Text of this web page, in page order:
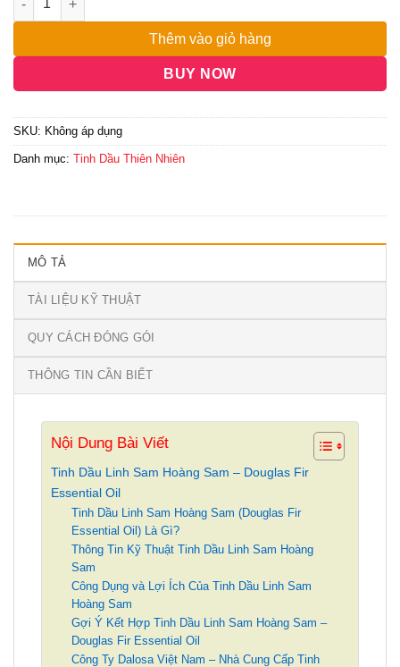
Thêm vào giỏ hàng
BUY NOW
SKU: Không áp dụng
Danh mục: Tinh Dầu Thiên Nhiên
MÔ TẢ
TÀI LIỆU KỸ THUẬT
QUY CÁCH ĐÓNG GÓI
THÔNG TIN CẦN BIẾT
Nội Dung Bài Viết
Tinh Dầu Linh Sam Hoàng Sam – Douglas Fir
Essential Oil
Tinh Dầu Linh Sam Hoàng Sam (Douglas Fir
Essential Oil) Là Gì?
Thông Tin Kỹ Thuật Tinh Dầu Linh Sam Hoàng
Sam
Công Dụng và Lợi Ích Của Tinh Dầu Linh Sam
Hoàng Sam
Gợi Ý Kết Hợp Tinh Dầu Linh Sam Hoàng Sam –
Douglas Fir Essential Oil
Công Ty Dalosa Việt Nam – Nhà Cung Cấp Tinh